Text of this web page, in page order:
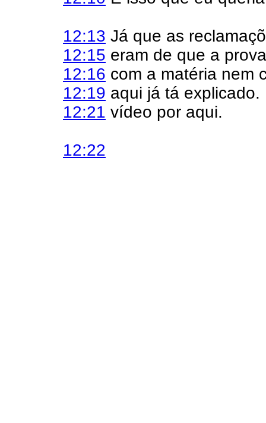
12:13 Já que as
12:15 eram de que a
12:16 com a matéria nem
12:19 aqui já tá
12:21 vídeo por aqui.
12:22